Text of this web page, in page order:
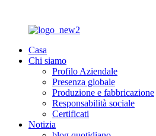
Casa
Chi siamo
Profilo Aziendale
Presenza globale
Produzione e fabbricazione
Responsabilità sociale
Certificati
Notizia